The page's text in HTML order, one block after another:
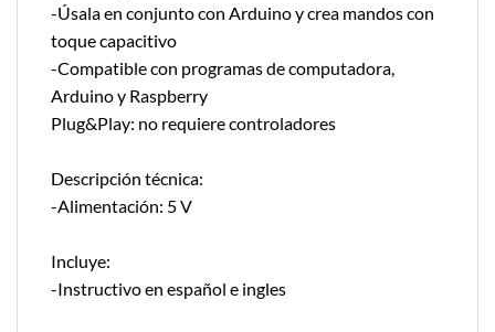
-Úsala en conjunto con Arduino y crea mandos con
toque capacitivo
-Compatible con programas de computadora,
Arduino y Raspberry
Plug&Play: no requiere controladores
Descripción técnica:
-Alimentación: 5 V
Incluye:
-Instructivo en español e ingles